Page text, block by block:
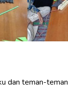
dan teman-